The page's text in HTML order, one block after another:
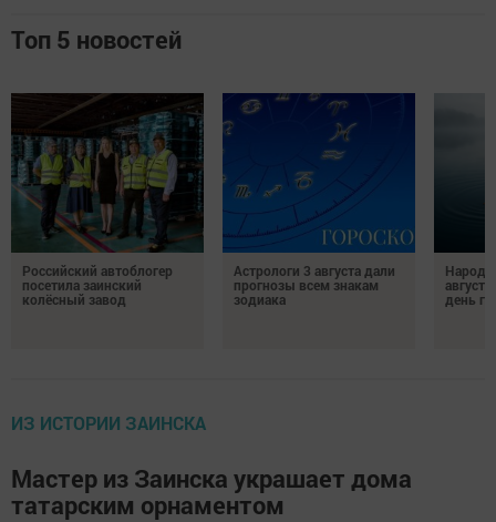
Топ 5 новостей
Российский автоблогер
посетила заинский
колёсный завод
Астрологи 3 августа дали
прогнозы всем знакам
зодиака
день
ИЗ ИСТОРИИ ЗАИНСКА
Мастер из Заинска украшает дома
татарским орнаментом